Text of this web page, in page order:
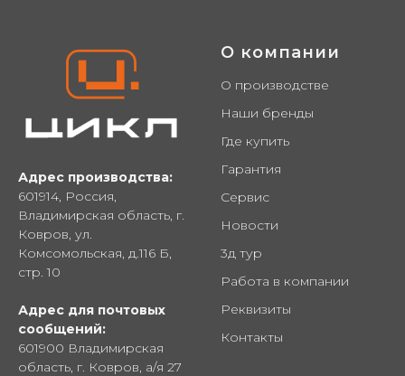
Адрес производства:
601914, Россия,
Владимирская область, г.
Ковров, ул.
Комсомольская, д.116 Б,
стр. 10
Адрес для почтовых
сообщений:
601900 Владимирская
область, г. Ковров, а/я 27
О компании
О производстве
Наши бренды
Где купить
Гарантия
Сервис
Новости
3д тур
Работа в компании
Реквизиты
Контакты